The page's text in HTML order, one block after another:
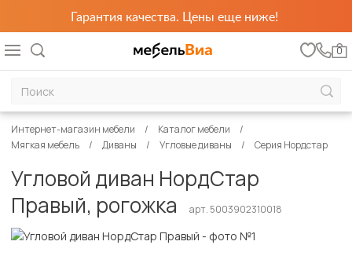
Гарантия качества. Цены еще ниже!
0
Интернет-магазин мебели
Каталог мебели
Мягкая мебель
Диваны Угловые диваны Серия Нордстар
Угловой диван НордСтар
Правый, рогожка
арт. 5003902310018